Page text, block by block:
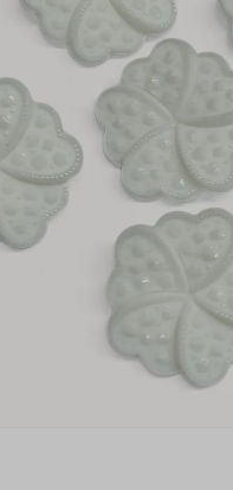
passamanaria
amigurumi